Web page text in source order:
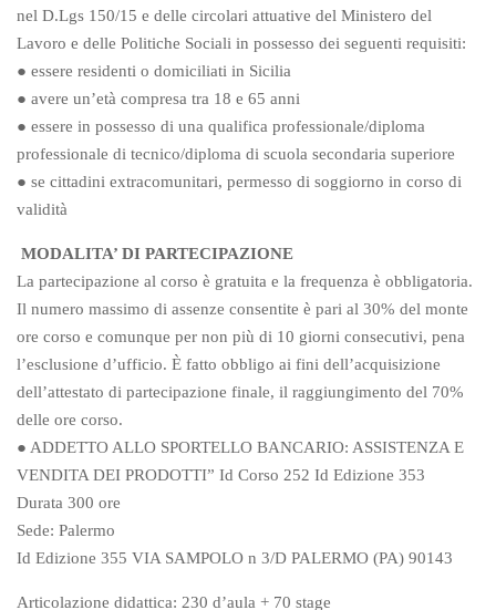
nel D.Lgs 150/15 e delle circolari attuative del Ministero del
Lavoro e delle Politiche Sociali in possesso dei seguenti requisiti:
● essere residenti o domiciliati in Sicilia
● avere un’età compresa tra 18 e 65 anni
● essere in possesso di una qualifica professionale/diploma
professionale di tecnico/diploma di scuola secondaria superiore
● se cittadini extracomunitari, permesso di soggiorno in corso di
validità
MODALITA’ DI PARTECIPAZIONE
La partecipazione al corso è gratuita e la frequenza è obbligatoria.
Il numero massimo di assenze consentite è pari al 30% del monte
ore corso e comunque per non più di 10 giorni consecutivi, pena
l’esclusione d’ufficio. È fatto obbligo ai fini dell’acquisizione
dell’attestato di partecipazione finale, il raggiungimento del 70%
delle ore corso.
● ADDETTO ALLO SPORTELLO BANCARIO: ASSISTENZA E
VENDITA DEI PRODOTTI” Id Corso 252 Id Edizione 353
Durata 300 ore
Sede: Palermo
Id Edizione 355 VIA SAMPOLO n 3/D PALERMO (PA) 90143
Articolazione didattica: 230 d’aula + 70 stage